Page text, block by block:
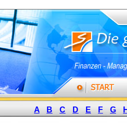
A B C D E F G